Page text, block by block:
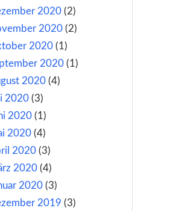
2020(2)
2020(2)
2020(1)
2020(1)
2020(4)
2020(3)
2020(1)
2020(4)
2020(3)
2020(4)
2020(3)
2019 (3)